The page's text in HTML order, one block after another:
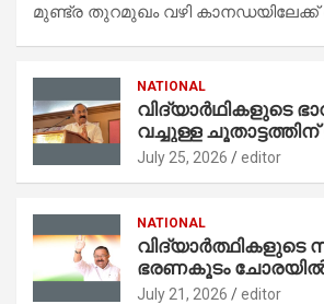
മുണ്ട്ര തുറമുഖം വഴി കാനഡയിലേക്ക്
NATIONAL
വിദ്യാര്‍ഥികളുടെ
വച്ചുള്ള ചൂതാട്ടത്തിന്
കേന്ദ്ര സര്‍ക്കാര്‍
July 25, 2026 editor
NATIONAL
വിദ്യാര്‍ത്ഥികളുടെ
ഭരണകൂടം
മുക്കിക്കൊല്ലുന്നു:
July 21, 2026 editor